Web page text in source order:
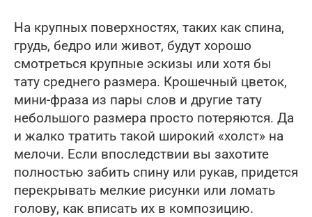
На крупных поверхностях, таких как спина,
грудь, бедро или живот, будут хорошо
смотреться крупные эскизы или хотя бы
тату среднего размера. Крошечный цветок,
мини-фраза из пары слов и другие тату
небольшого размера просто потеряются. Да
и жалко тратить такой широкий «холст» на
мелочи. Если впоследствии вы захотите
полностью забить спину или рукав, придется
перекрывать мелкие рисунки или ломать
голову, как вписать их в композицию.